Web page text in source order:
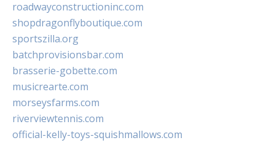
roadwayconstructioninc.com
shopdragonflyboutique.com
sportszilla.org
batchprovisionsbar.com
brasserie-gobette.com
musicrearte.com
morseysfarms.com
riverviewtennis.com
official-kelly-toys-squishmallows.com